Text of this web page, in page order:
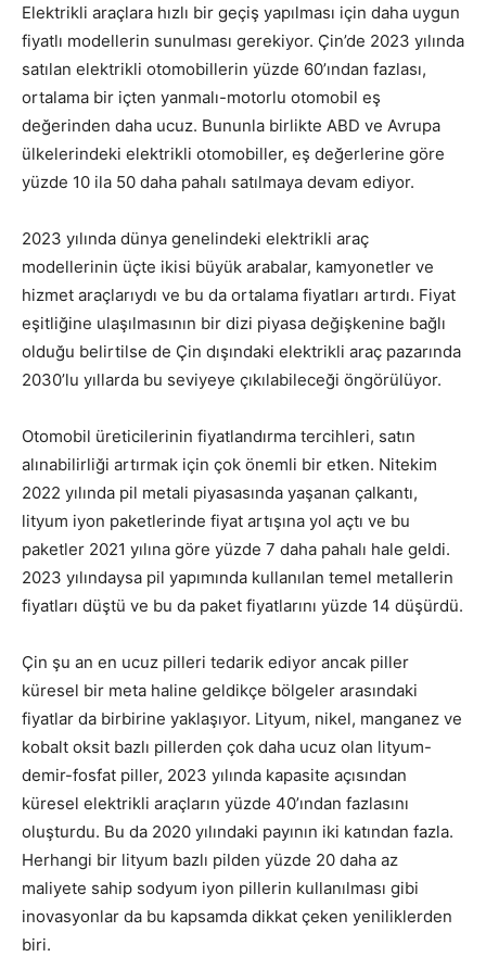
Elektrikli araçlara hızlı bir geçiş yapılması için daha uygun
fiyatlı modellerin sunulması gerekiyor. Çin’de 2023 yılında
satılan elektrikli otomobillerin yüzde 60’ından fazlası,
ortalama bir içten yanmalı-motorlu otomobil eş
değerinden daha ucuz. Bununla birlikte ABD ve Avrupa
ülkelerindeki elektrikli otomobiller, eş değerlerine göre
yüzde 10 ila 50 daha pahalı satılmaya devam ediyor.
2023 yılında dünya genelindeki elektrikli araç
modellerinin üçte ikisi büyük arabalar, kamyonetler ve
hizmet araçlarıydı ve bu da ortalama fiyatları artırdı. Fiyat
eşitliğine ulaşılmasının bir dizi piyasa değişkenine bağlı
olduğu belirtilse de Çin dışındaki elektrikli araç pazarında
2030’lu yıllarda bu seviyeye çıkılabileceği öngörülüyor.
Otomobil üreticilerinin fiyatlandırma tercihleri, satın
alınabilirliği artırmak için çok önemli bir etken. Nitekim
2022 yılında pil metali piyasasında yaşanan çalkantı,
lityum iyon paketlerinde fiyat artışına yol açtı ve bu
paketler 2021 yılına göre yüzde 7 daha pahalı hale geldi.
2023 yılındaysa pil yapımında kullanılan temel metallerin
fiyatları düştü ve bu da paket fiyatlarını yüzde 14 düşürdü.
Çin şu an en ucuz pilleri tedarik ediyor ancak piller
küresel bir meta haline geldikçe bölgeler arasındaki
fiyatlar da birbirine yaklaşıyor. Lityum, nikel, manganez ve
kobalt oksit bazlı pillerden çok daha ucuz olan lityum-
demir-fosfat piller, 2023 yılında kapasite açısından
küresel elektrikli araçların yüzde 40’ından fazlasını
oluşturdu. Bu da 2020 yılındaki payının iki katından fazla.
Herhangi bir lityum bazlı pilden yüzde 20 daha az
maliyete sahip sodyum iyon pillerin kullanılması gibi
inovasyonlar da bu kapsamda dikkat çeken yeniliklerden
biri.